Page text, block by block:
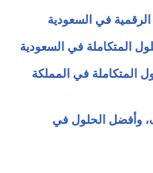
في السعودية
المتكاملة في السعودية
المتكاملة في المملكة
الحلول في